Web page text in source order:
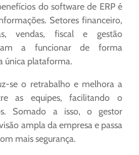
do software de ERP é
Setores financeiro,
vendas, fiscal e gestão
a funcionar de forma
única plataforma.
se o retrabalho e melhora a
as equipes, facilitando o
Somado a isso, o gestor
ampla da empresa e passa
mais segurança.